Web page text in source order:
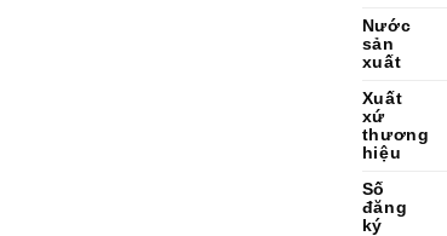
Nước
sản
xuất
Xuất
xứ
thương
hiệu
Số
đăng
ký